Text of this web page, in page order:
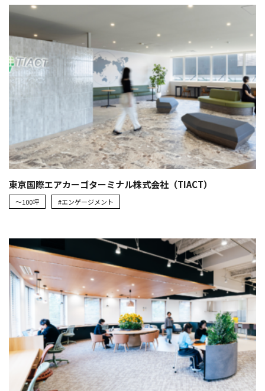
東京国際エアカーゴターミナル株式会社（TIACT）
～100坪 #エンゲージメント